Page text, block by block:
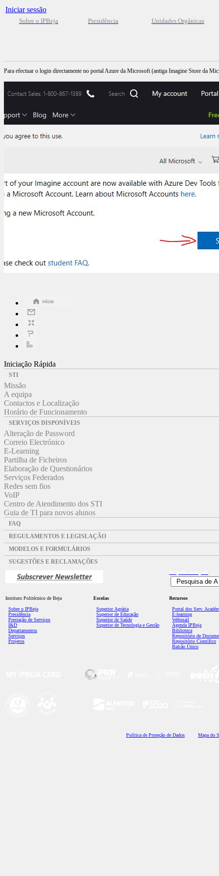
Iniciar sessão
Sobre o IPBeja Presidência Unidades Orgânicas
Para efectuar o login directamente no portal Azure da Microsoft (antiga Imagine Store da
Iniciação Rápida
STI
Missão
A equipa
Contactos e Localização
Horário de Funcionamento
SERVIÇOS DISPONÍVEIS
Alteração de Password
Correio Electrónico
E-Learning
Partilha de Ficheiros
Elaboração de Questionários
Serviços Federados
Redes sem fios
VoIP
Centro de Atendimento dos STI
Guia de TI para novos alunos
FAQ
REGULAMENTOS E LEGISLAÇÃO
MODELOS E FORMULÁRIOS
SUGESTÕES E RECLAMAÇÕES
Instituto Politécnico de Beja
Sobre o IPBeja
Presidência
Prestação de Serviços
I&D
Departamentos
Serviços
Projetos
Escolas
Superior Agrária
Superior de Educação
Superior de Saúde
Superior de Tecnologia e Gestão
Recursos
Portal dos Serv.
E-learning
Webmail
Agenda IPBeja
Biblioteca
Repositório de
Repositório Científico
Balcão Único
Política de Proteção de Dados Mapa do